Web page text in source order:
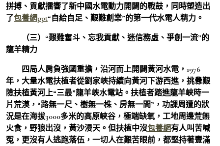
拼搏、貢獻擂響了新中國水電動力開闢的戰鼓，同時塑造出
了包養網ppt“自給自足、艱難創業”的第一代水電人精力。
（三）“艱難奮斗、忘我貢獻、迷信務虛、爭創一流”的
龍羊精力
四局人肩負強國重擔，沿河而上開闢黃河水電，1976
年，大量水電扶植者從劉家峽持續向黃河下游西進，挑釁艱
險扶植黃河上“三最”龍羊峽水電站。扶植者踏進龍羊峽時一
片荒漠，“路無一尺、樹無一株、房無一間”，功課周遭的狀
況是在海拔3000多米的高原峽谷，極端缺氧，工地周邊荒無
火食，野狼出沒，黃沙漫天。但扶植中沒包養網有人叫苦喊
冤，更沒有人逃跑落伍，一切人在艱苦眼前，都堅持著豐滿